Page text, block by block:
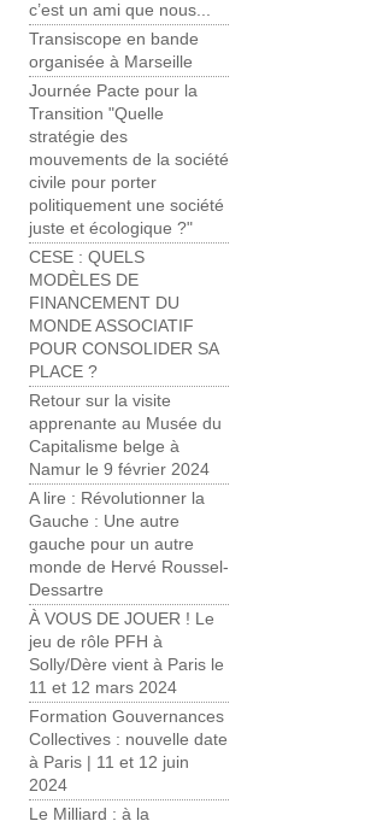
c’est un ami que nous...
Transiscope en bande
organisée à Marseille
Journée Pacte pour la
Transition "Quelle
stratégie des
mouvements de la société
civile pour porter
politiquement une société
juste et écologique ?"
CESE : QUELS
MODÈLES DE
FINANCEMENT DU
MONDE ASSOCIATIF
POUR CONSOLIDER SA
PLACE ?
Retour sur la visite
apprenante au Musée du
Capitalisme belge à
Namur le 9 février 2024
A lire : Révolutionner la
Gauche : Une autre
gauche pour un autre
monde de Hervé Roussel-
Dessartre
À VOUS DE JOUER ! Le
jeu de rôle PFH à
Solly/Dère vient à Paris le
11 et 12 mars 2024
Formation Gouvernances
Collectives : nouvelle date
à Paris | 11 et 12 juin
2024
Le Milliard : à la